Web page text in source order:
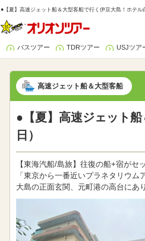
●【夏】高速ジェット船＆大型客船で行く伊豆大島！ホテ
バスツアー TDRツアー USJツア
高速ジェット船＆大型客船
●【夏】高速ジェット
日）
【東海汽船/島旅】往復の船+宿がセ
「東京から一番近いプラネタリウ
大島の正面玄関、元町港の高台にあ